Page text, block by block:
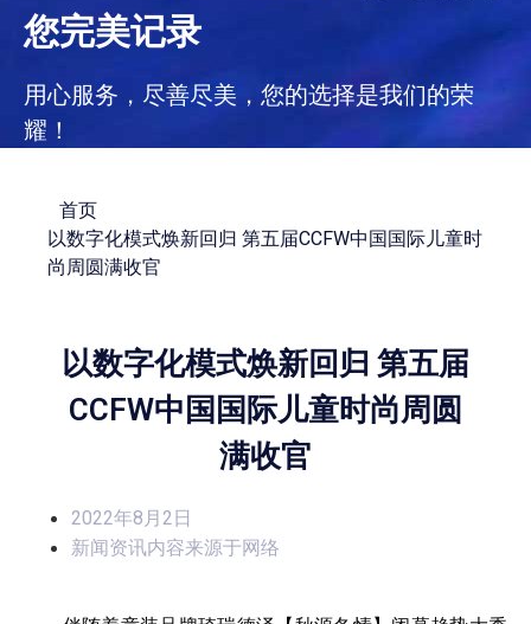
您完美记录
用心服务，尽善尽美，您的选择是我们的荣
耀！
首页
以数字化模式焕新回归 第五届CCFW中国国际儿童时
尚周圆满收官
以数字化模式焕新回归 第五届
CCFW中国国际儿童时尚周圆
满收官
2022年8月2日
新闻资讯内容来源于网络